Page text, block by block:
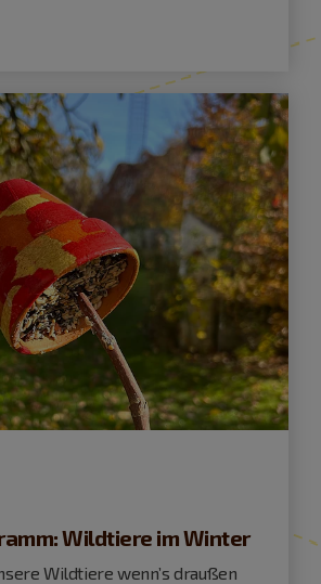
Wildtiere im Winter
Wildtiere wenn’s draußen